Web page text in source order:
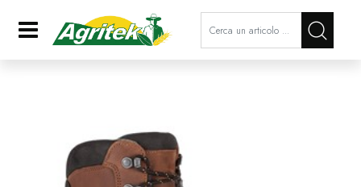
Open La modifica di un filtro